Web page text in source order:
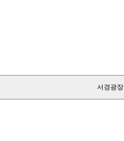
서경광장